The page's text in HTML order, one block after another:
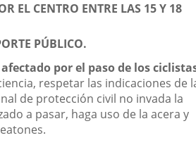
EL CENTRO ENTRE LAS 15 Y 18
PÚBLICO.
afectado por el paso de los
respetar las indicaciones de
de protección civil no invada la
a pasar, haga uso de la acera y